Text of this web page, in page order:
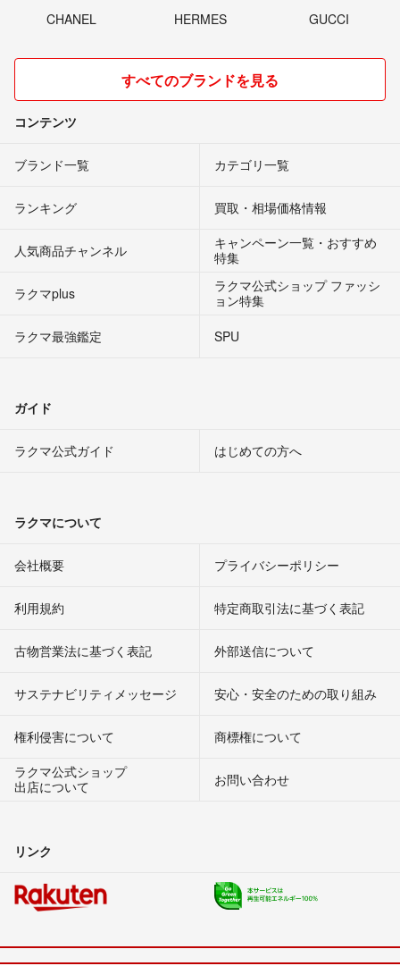
CHANEL HERMES GUCCI
すべてのブランドを見る
コンテンツ
ブランド一覧 カテゴリ一覧
ランキング 買取・相場価格情報
人気商品チャンネル
キャンペーン一覧・おすすめ
特集
ラクマplus
ラクマ公式ショップ ファッシ
ョン特集
ラクマ最強鑑定
SPU
ガイド
ラクマ公式ガイド はじめての方へ
ラクマについて
会社概要 プライバシーポリシー
利用規約 特定商取引法に基づく表記
古物営業法に基づく表記 外部送信について
サステナビリティメッセージ 安心・安全のための取り組み
権利侵害について
商標権について
ラクマ公式ショップ
出店について
お問い合わせ
リンク